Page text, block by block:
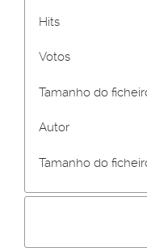
Hits
Votos
Tamanho do
Autor
Tamanho do